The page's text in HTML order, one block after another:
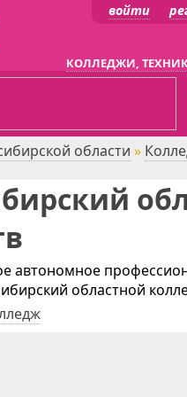
войти
КОЛЛЕДЖИ,
области »
автономное
областной